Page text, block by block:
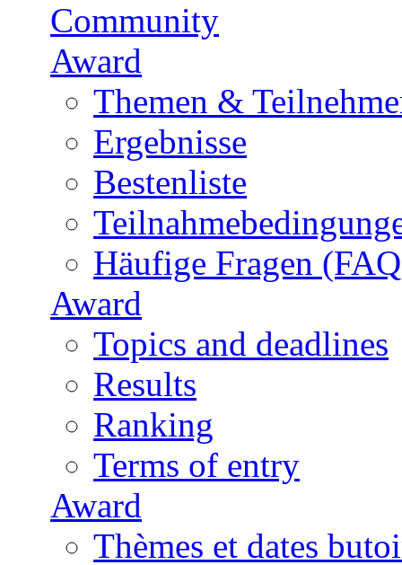
Community
Award
Themen &
Ergebnisse
Bestenliste
Häufige Fragen
Award
Topics and deadlines
Results
Ranking
Terms of entry
Award
Thèmes et dates